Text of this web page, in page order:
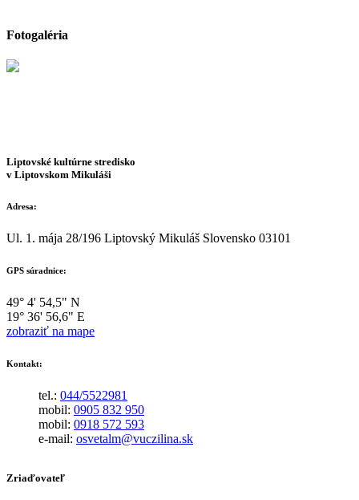
Fotogaléria
Liptovské kultúrne stredisko
v Liptovskom Mikuláši
Adresa:
Ul. 1. mája 28/196 Liptovský Mikuláš Slovensko 03101
GPS súradnice:
49° 4' 54,5" N
19° 36' 56,6" E
zobraziť na mape
Kontakt:
tel.: 044/5522981
mobil: 0905 832 950
mobil: 0918 572 593
e-mail: osvetalm@vuczilina.sk
Zriaďovateľ